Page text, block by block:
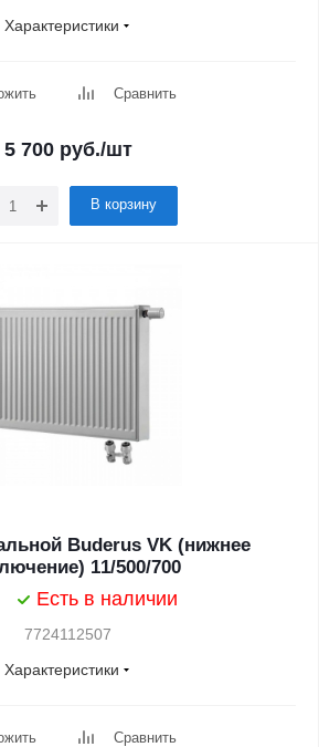
Характеристики
Сравнить
5 700руб./шт
В корзину
Buderus VK (нижнее
11/500/700
Есть в наличии
7724112507
Характеристики
Сравнить